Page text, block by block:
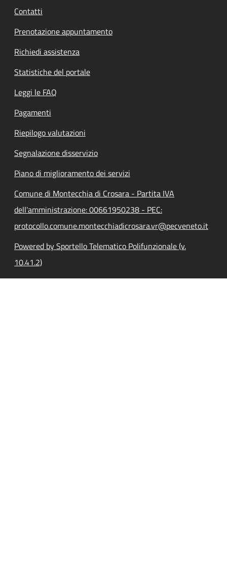
Contatti
Prenotazione appuntamento
Richiedi assistenza
Statistiche del portale
Leggi le FAQ
Pagamenti
Riepilogo valutazioni
Segnalazione disservizio
Piano di miglioramento dei servizi
Comune di Montecchia di Crosara - Partita IVA
dell'amministrazione: 00661950238 - PEC:
protocollo.comune.montecchiadicrosara.vr@pecveneto.it
Powered by Sportello Telematico Polifunzionale (v.
10.41.2)